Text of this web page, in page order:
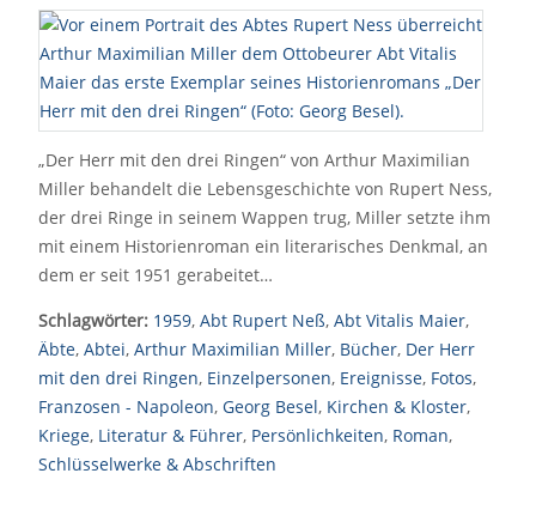
„Der Herr mit den drei Ringen“ von Arthur Maximilian
Miller behandelt die Lebensgeschichte von Rupert Ness,
der drei Ringe in seinem Wappen trug, Miller setzte ihm
mit einem Historienroman ein literarisches Denkmal, an
dem er seit 1951 gerabeitet…
Schlagwörter: 1959, Abt Rupert Neß, Abt Vitalis Maier,
Äbte, Abtei, Arthur Maximilian Miller, Bücher, Der Herr
mit den drei Ringen, Einzelpersonen, Ereignisse, Fotos,
Franzosen - Napoleon, Georg Besel, Kirchen & Kloster,
Kriege, Literatur & Führer, Persönlichkeiten, Roman,
Schlüsselwerke & Abschriften